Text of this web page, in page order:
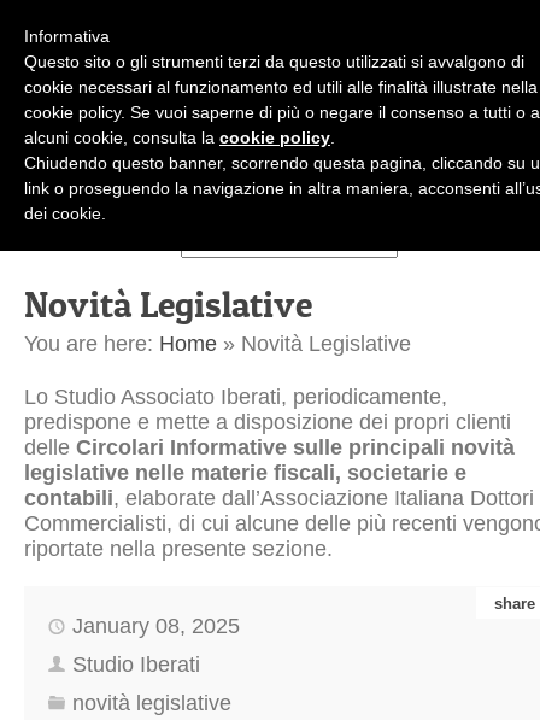
+39.02.36.50.45.99
studioiberati@studioiberati.it
IT
Novità Legislative
You are here: Home » Novità Legislative
Lo Studio Associato Iberati, periodicamente,
predispone e mette a disposizione dei propri clienti
delle Circolari Informative sulle principali novità
legislative nelle materie fiscali, societarie e
contabili, elaborate dall’Associazione Italiana Dottori
Commercialisti, di cui alcune delle più recenti
riportate nella presente sezione.
share
January 08, 2025
Studio Iberati
novità legislative
Informativa
Questo sito o gli strumenti terzi da questo utilizzati si avvalgono di
cookie necessari al funzionamento ed utili alle finalità illustrate nella
cookie policy. Se vuoi saperne di più o negare il consenso a tutti o
alcuni cookie, consulta la cookie policy
Chiudendo questo banner, scorrendo questa pagina, cliccando su
link o proseguendo la navigazione in altra maniera, acconsenti
dei cookie.